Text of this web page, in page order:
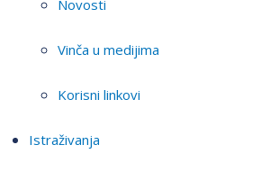
Novosti
Vinča u medijima
Korisni linkovi
Istraživanja